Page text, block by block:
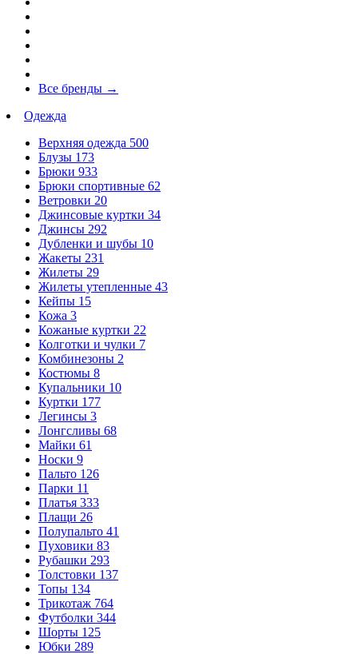
Все бренды →
Одежда
Верхняя одежда 500
Блузы 173
Брюки 933
Брюки спортивные 62
Ветровки 20
Джинсовые куртки 34
Джинсы 292
Дубленки и шубы 10
Жакеты 231
Жилеты 29
Жилеты утепленные 43
Кейпы 15
Кожа 3
Кожаные куртки 22
Колготки и чулки 7
Комбинезоны 2
Костюмы 8
Купальники 10
Куртки 177
Легинсы 3
Лонгсливы 68
Майки 61
Носки 9
Пальто 126
Парки 11
Платья 333
Плащи 26
Полупальто 41
Пуховики 83
Рубашки 293
Толстовки 137
Топы 134
Трикотаж 764
Футболки 344
Шорты 125
Юбки 289